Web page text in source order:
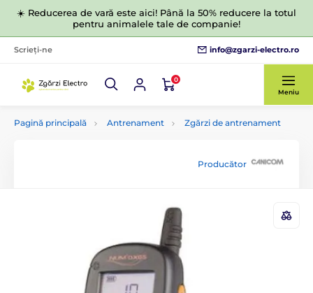
☀️ Reducerea de vară este aici! Până la 50% reducere la totul
pentru animalele tale de companie!
Scrieți-ne info@zgarzi-electro.ro
0
Meniu
Pagină principală Antrenament Zgărzi de antrenament
Producător